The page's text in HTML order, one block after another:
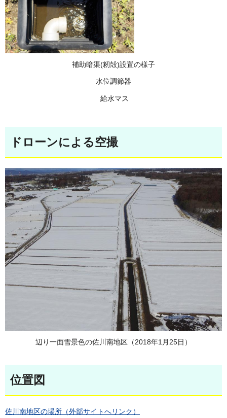
補助暗渠(籾殻)設置の様子
水位調節器
給水マス
ドローンによる空撮
辺り一面雪景色の佐川南地区（2018年1月25日）
位置図
佐川南地区の場所（外部サイトへリンク）